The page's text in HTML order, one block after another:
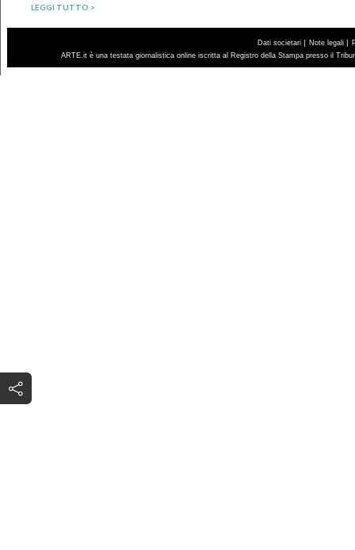
LEGGI TUTTO >
Dati societari | Note legali |
ARTE.it è una testata giornalistica online iscritta al Registro della Stampa presso il